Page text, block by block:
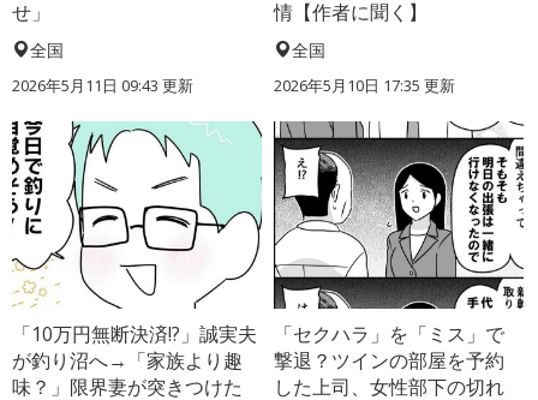
せ」
全国
2026年5月11日 09:43 更新
情【作者に聞く】
全国
2026年5月10日 17:35 更新
「10万円無断決済!?」誠実夫
が釣り沼へ→「家族より趣
味？」限界妻が突きつけた
「セクハラ」を「ミス」で
撃退？ツインの部屋を予約
した上司、女性部下の切れ